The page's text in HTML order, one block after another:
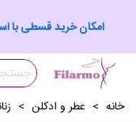
امکان خرید قسطی با
خانه > عطر و ادکلن >